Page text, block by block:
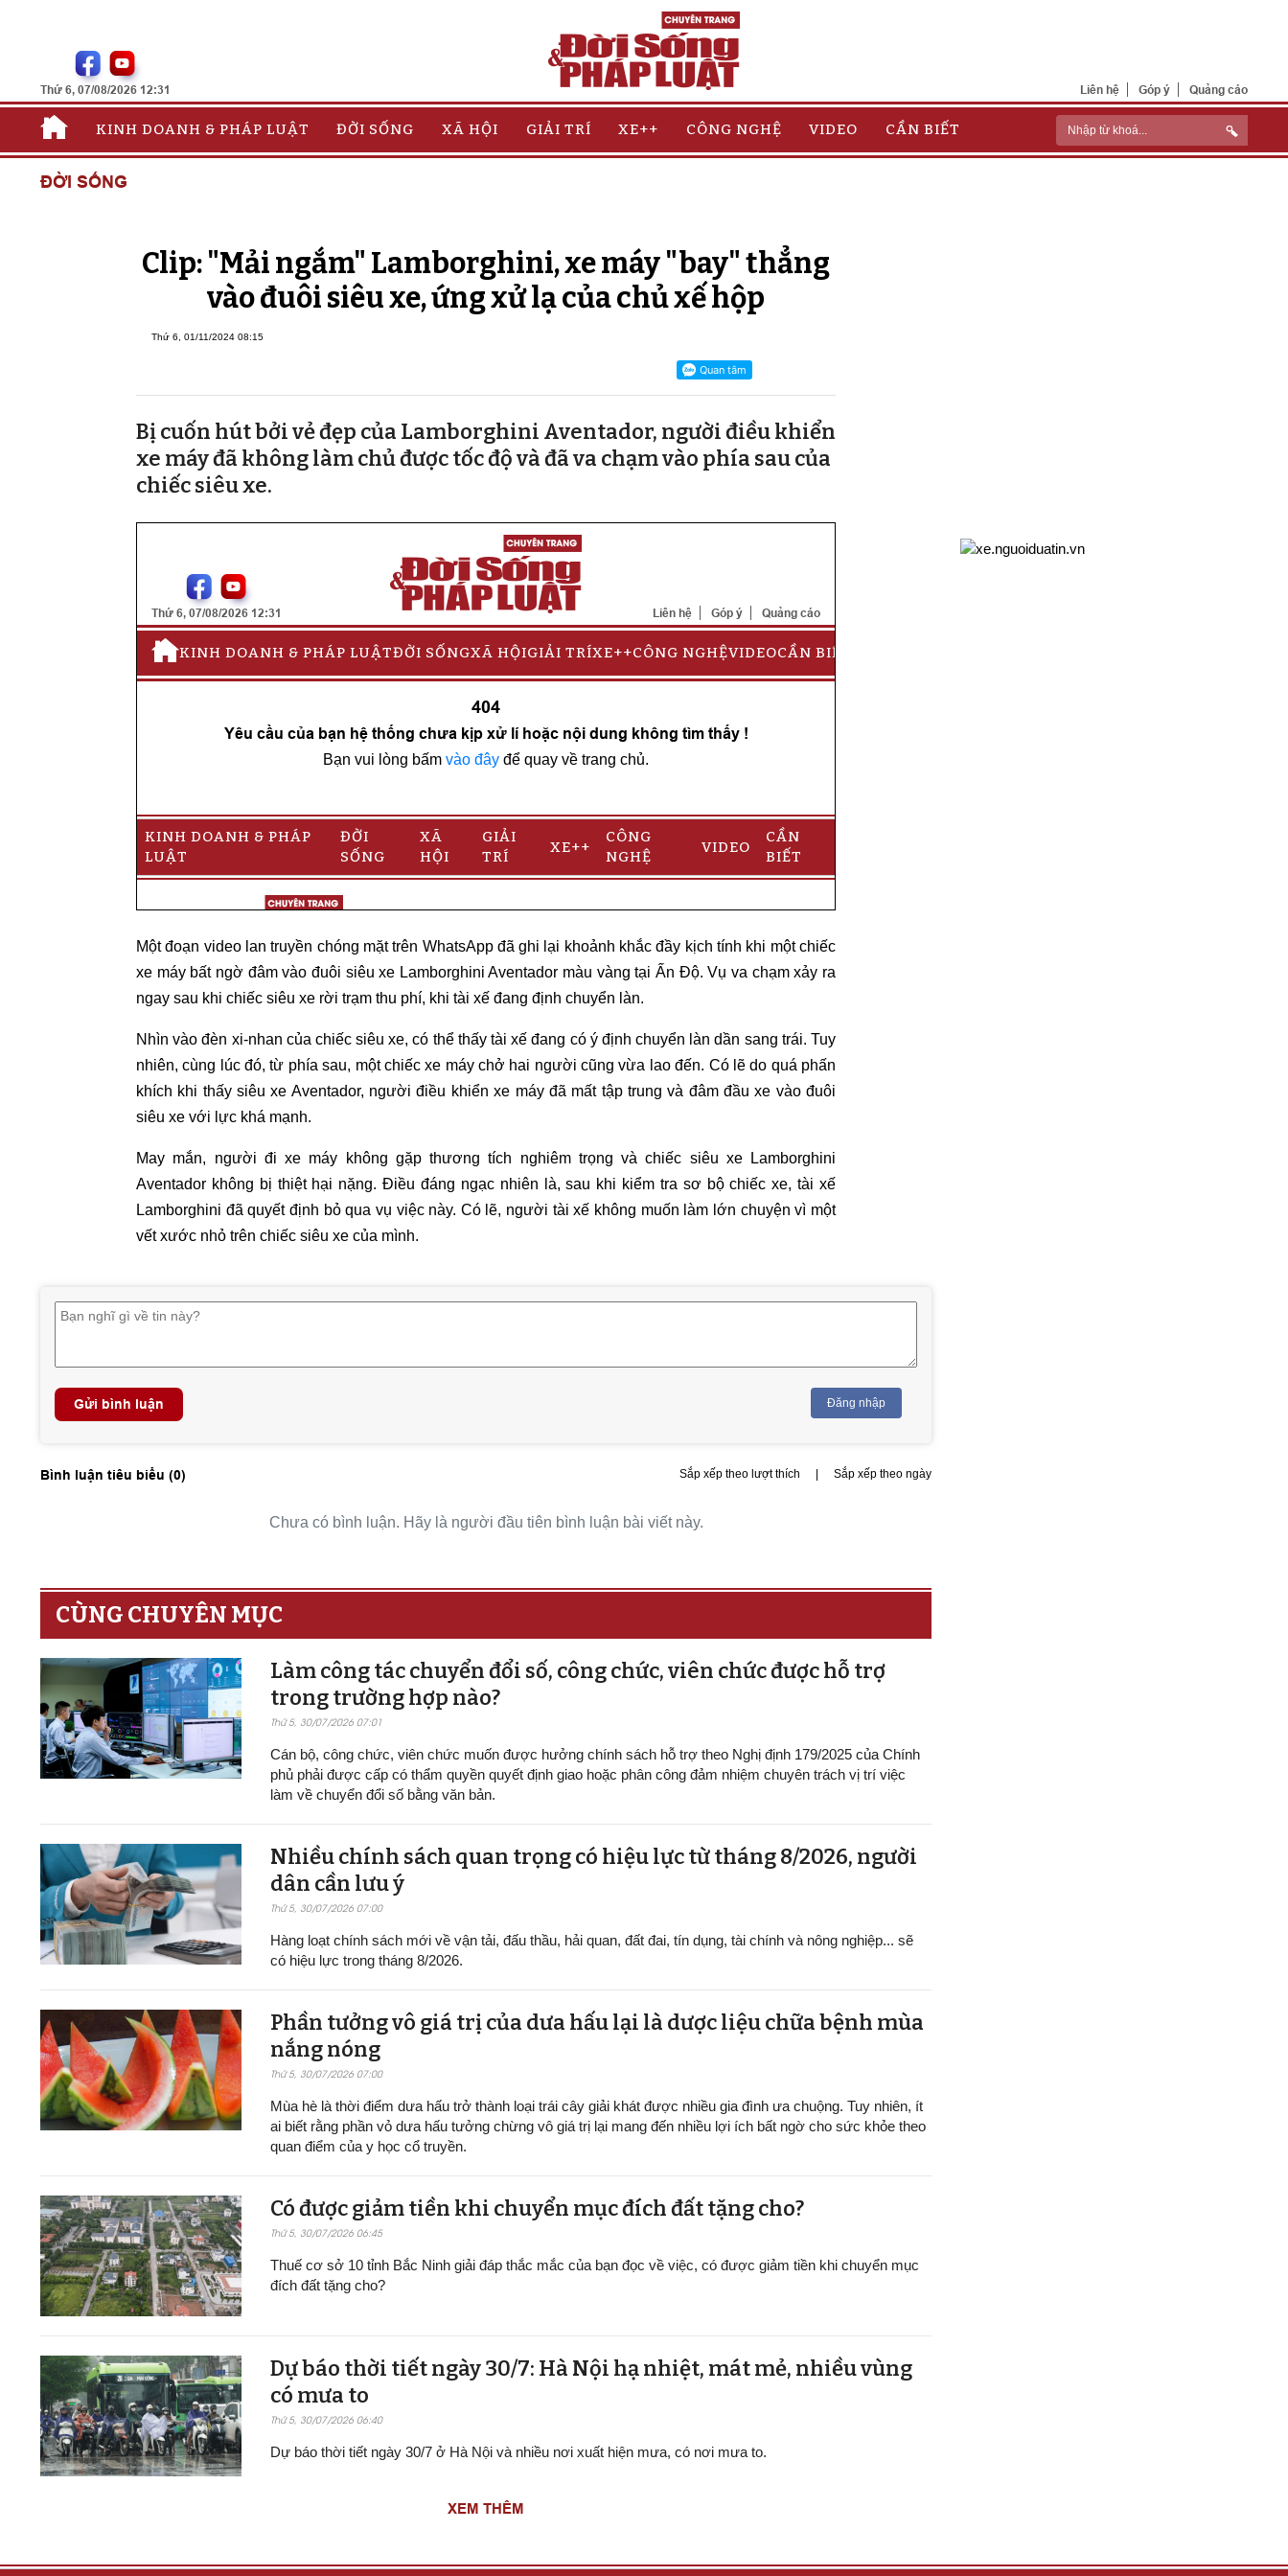
Thứ 6, 07/08/2026 12:31 Liên hệ Góp ý Quảng cáo
KINH DOANH & PHÁP LUẬT ĐỜI SỐNG XÃ HỘI GIẢI TRÍ XE++ CÔNG NGHỆ VIDEO CẦN BIẾT
ĐỜI SỐNG
Clip: "Mải ngắm" Lamborghini, xe máy "bay" thẳng
vào đuôi siêu xe, ứng xử lạ của chủ xế hộp
Thứ 6, 01/11/2024 08:15
Bị cuốn hút bởi vẻ đẹp của Lamborghini Aventador, người điều khiển
xe máy đã không làm chủ được tốc độ và đã va chạm vào phía sau của
chiếc siêu xe.
Một đoạn video lan truyền chóng mặt trên WhatsApp đã ghi lại khoảnh khắc đầy kịch tính khi một chiếc
xe máy bất ngờ đâm vào đuôi siêu xe Lamborghini Aventador màu vàng tại Ấn Độ. Vụ va chạm xảy ra
ngay sau khi chiếc siêu xe rời trạm thu phí, khi tài xế đang định chuyển làn.
Nhìn vào đèn xi-nhan của chiếc siêu xe, có thể thấy tài xế đang có ý định chuyển làn dần sang trái. Tuy
nhiên, cùng lúc đó, từ phía sau, một chiếc xe máy chở hai người cũng vừa lao đến. Có lẽ do quá phấn
khích khi thấy siêu xe Aventador, người điều khiển xe máy đã mất tập trung và đâm đầu xe vào đuôi
siêu xe với lực khá mạnh.
May mắn, người đi xe máy không gặp thương tích nghiêm trọng và chiếc siêu xe Lamborghini
Aventador không bị thiệt hại nặng. Điều đáng ngạc nhiên là, sau khi kiểm tra sơ bộ chiếc xe, tài xế
Lamborghini đã quyết định bỏ qua vụ việc này. Có lẽ, người tài xế không muốn làm lớn chuyện vì một
vết xước nhỏ trên chiếc siêu xe của mình.
Gửi bình luận Đăng nhập
Bình luận tiêu biểu (0) Sắp xếp theo lượt thích Sắp xếp theo ngày
Chưa có bình luận. Hãy là người đầu tiên bình luận bài viết này.
CÙNG CHUYÊN MỤC
Làm công tác chuyển đổi số, công chức, viên chức được hỗ trợ
trong trường hợp nào?
Thứ 5, 30/07/2026 07:01
Cán bộ, công chức, viên chức muốn được hưởng chính sách hỗ trợ theo Nghị định 179/2025 của Chính
phủ phải được cấp có thẩm quyền quyết định giao hoặc phân công đảm nhiệm chuyên trách vị trí việc
làm về chuyển đổi số bằng văn bản.
Nhiều chính sách quan trọng có hiệu lực từ tháng 8/2026, người
dân cần lưu ý
Thứ 5, 30/07/2026 07:00
Hàng loạt chính sách mới về vận tải, đấu thầu, hải quan, đất đai, tín dụng, tài chính và nông nghiệp... sẽ
có hiệu lực trong tháng 8/2026.
Phần tưởng vô giá trị của dưa hấu lại là dược liệu chữa bệnh mùa
nắng nóng
Thứ 5, 30/07/2026 07:00
Mùa hè là thời điểm dưa hấu trở thành loại trái cây giải khát được nhiều gia đình ưa chuộng. Tuy nhiên, ít
ai biết rằng phần vỏ dưa hấu tưởng chừng vô giá trị lại mang đến nhiều lợi ích bất ngờ cho sức khỏe theo
quan điểm của y học cổ truyền.
Có được giảm tiền khi chuyển mục đích đất tặng cho?
Thứ 5, 30/07/2026 06:45
Thuế cơ sở 10 tỉnh Bắc Ninh giải đáp thắc mắc của bạn đọc về việc, có được giảm tiền khi chuyển mục
đích đất tặng cho?
Dự báo thời tiết ngày 30/7: Hà Nội hạ nhiệt, mát mẻ, nhiều vùng
có mưa to
Thứ 5, 30/07/2026 06:40
Dự báo thời tiết ngày 30/7 ở Hà Nội và nhiều nơi xuất hiện mưa, có nơi mưa to.
XEM THÊM